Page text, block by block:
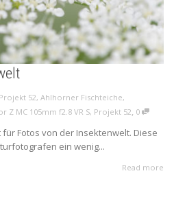
Projekt 52, Ahlhorner Fischteiche,
Z MC 105mm f2.8 VR S, Projekt 52, 0
Fotos von der Insektenwelt. Diese
ein wenig...
Read more